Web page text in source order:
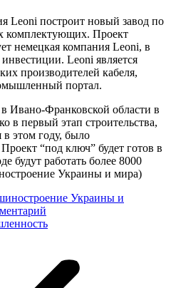
Leoni построит новый завод по
комплектующих. Проект
немецкая компания Leoni, в
Leoni является
производителей кабеля,
портал.
Ивано-Франковской области в
в первый этап строительства,
этом году, было
“под ключ” будет готов в
будут работать более 8000
Украины и мира)
Украины и